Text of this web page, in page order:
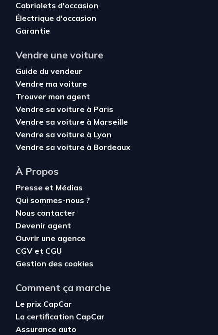
Cabriolets d'occasion
Électrique d'occasion
Garantie
Vendre une voiture
Guide du vendeur
Vendre ma voiture
Trouver mon agent
Vendre sa voiture à Paris
Vendre sa voiture à Marseille
Vendre sa voiture à Lyon
Vendre sa voiture à Bordeaux
À Propos
Presse et Médias
Qui sommes-nous ?
Nous contacter
Devenir agent
Ouvrir une agence
CGV et CGU
Gestion des cookies
Comment ça marche
Le prix CapCar
La certification CapCar
Assurance auto